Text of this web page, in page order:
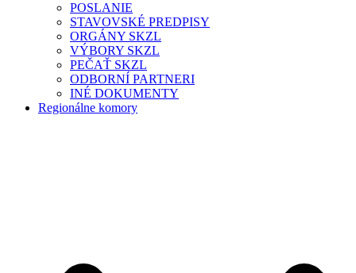
POSLANIE
STAVOVSKÉ PREDPISY
ORGÁNY SKZL
VÝBORY SKZL
PEČAŤ SKZL
ODBORNÍ PARTNERI
INÉ DOKUMENTY
Regionálne komory